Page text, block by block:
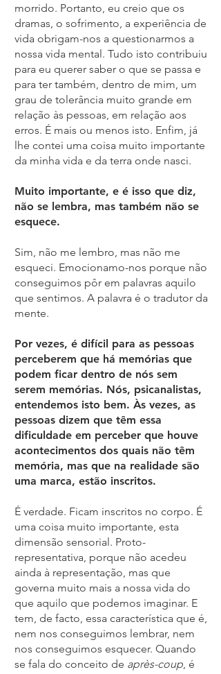
morrido. Portanto, eu creio que os
dramas, o sofrimento, a experiência de
vida obrigam-nos a questionarmos a
nossa vida mental. Tudo isto contribuiu
para eu querer saber o que se passa e
para ter também, dentro de mim, um
grau de tolerância muito grande em
relação às pessoas, em relação aos
erros. É mais ou menos isto. Enfim, já
lhe contei uma coisa muito importante
da minha vida e da terra onde nasci.
Muito importante, e é isso que diz,
não se lembra, mas também não se
esquece.
Sim, não me lembro, mas não me
esqueci. Emocionamo-nos porque não
conseguimos pôr em palavras aquilo
que sentimos. A palavra é o tradutor da
mente.
Por vezes, é difícil para as pessoas
perceberem que há memórias que
podem ficar dentro de nós sem
serem memórias. Nós, psicanalistas,
entendemos isto bem. Às vezes, as
pessoas dizem que têm essa
dificuldade em perceber que houve
acontecimentos dos quais não têm
memória, mas que na realidade são
uma marca, estão inscritos.
É verdade. Ficam inscritos no corpo. É
uma coisa muito importante, esta
dimensão sensorial. Proto-
representativa, porque não acedeu
ainda à representação, mas que
governa muito mais a nossa vida do
que aquilo que podemos imaginar. E
tem, de facto, essa característica que é,
nem nos conseguimos lembrar, nem
nos conseguimos esquecer. Quando
se fala do conceito de après-coup, é